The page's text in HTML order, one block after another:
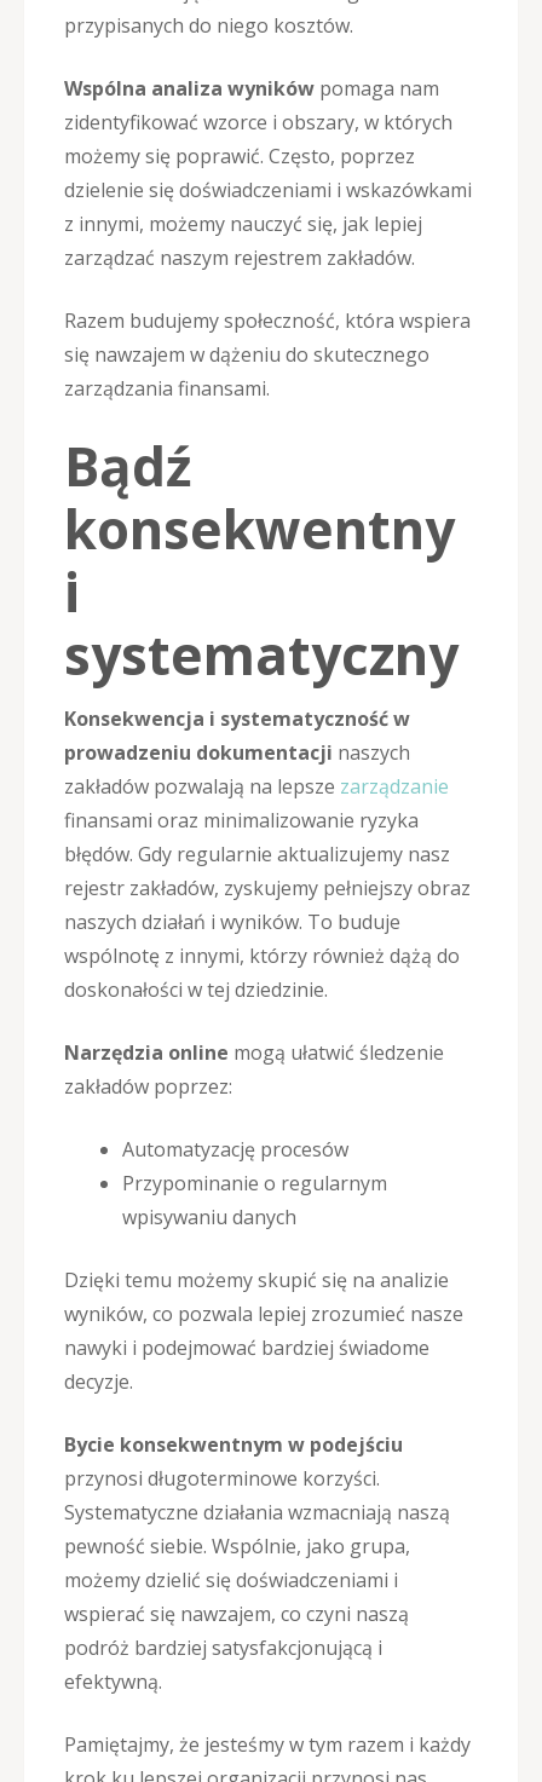
przypisanych do niego kosztów.
Wspólna analiza wyników pomaga nam
zidentyfikować wzorce i obszary, w których
możemy się poprawić. Często, poprzez
dzielenie się doświadczeniami i wskazówkami
z innymi, możemy nauczyć się, jak lepiej
zarządzać naszym rejestrem zakładów.
Razem budujemy społeczność, która wspiera
się nawzajem w dążeniu do skutecznego
zarządzania finansami.
Bądź
konsekwentny
i
systematyczny
Konsekwencja i systematyczność w
prowadzeniu dokumentacji naszych
zakładów pozwalają na lepsze zarządzanie
finansami oraz minimalizowanie ryzyka
błędów. Gdy regularnie aktualizujemy nasz
rejestr zakładów, zyskujemy pełniejszy obraz
naszych działań i wyników. To buduje
wspólnotę z innymi, którzy również dążą do
doskonałości w tej dziedzinie.
Narzędzia online mogą ułatwić śledzenie
zakładów poprzez:
Automatyzację procesów
Przypominanie o regularnym
wpisywaniu danych
Dzięki temu możemy skupić się na analizie
wyników, co pozwala lepiej zrozumieć nasze
nawyki i podejmować bardziej świadome
decyzje.
Bycie konsekwentnym w podejściu
przynosi długoterminowe korzyści.
Systematyczne działania wzmacniają naszą
pewność siebie. Wspólnie, jako grupa,
możemy dzielić się doświadczeniami i
wspierać się nawzajem, co czyni naszą
podróż bardziej satysfakcjonującą i
efektywną.
Pamiętajmy, że jesteśmy w tym razem i każdy